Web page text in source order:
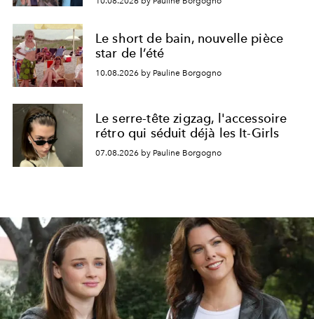
Le short de bain, nouvelle pièce
star de l’été
10.08.2026 by Pauline Borgogno
Le serre-tête zigzag, l'accessoire
rétro qui séduit déjà les It-Girls
07.08.2026 by Pauline Borgogno